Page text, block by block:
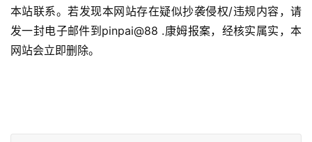
本站联系。若发现本网站存在疑似抄袭侵权/违规内容，请
发一封电子邮件到pinpai@88 .康姆报案，经核实属实，本
网站会立即删除。